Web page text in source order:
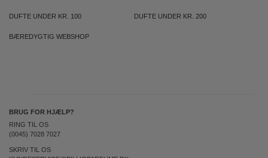
DUFTE UNDER KR. 100 DUFTE UNDER KR. 200
BÆREDYGTIG WEBSHOP
BRUG FOR HJÆLP?
RING TIL OS
(0045) 7028 7027
SKRIV TIL OS